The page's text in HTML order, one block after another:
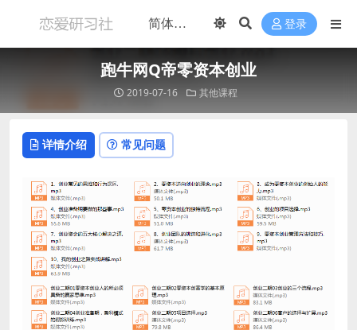
登录
跑牛网Q帝零资本创业
2019-07-16 其他课程
详情介绍 常见问题